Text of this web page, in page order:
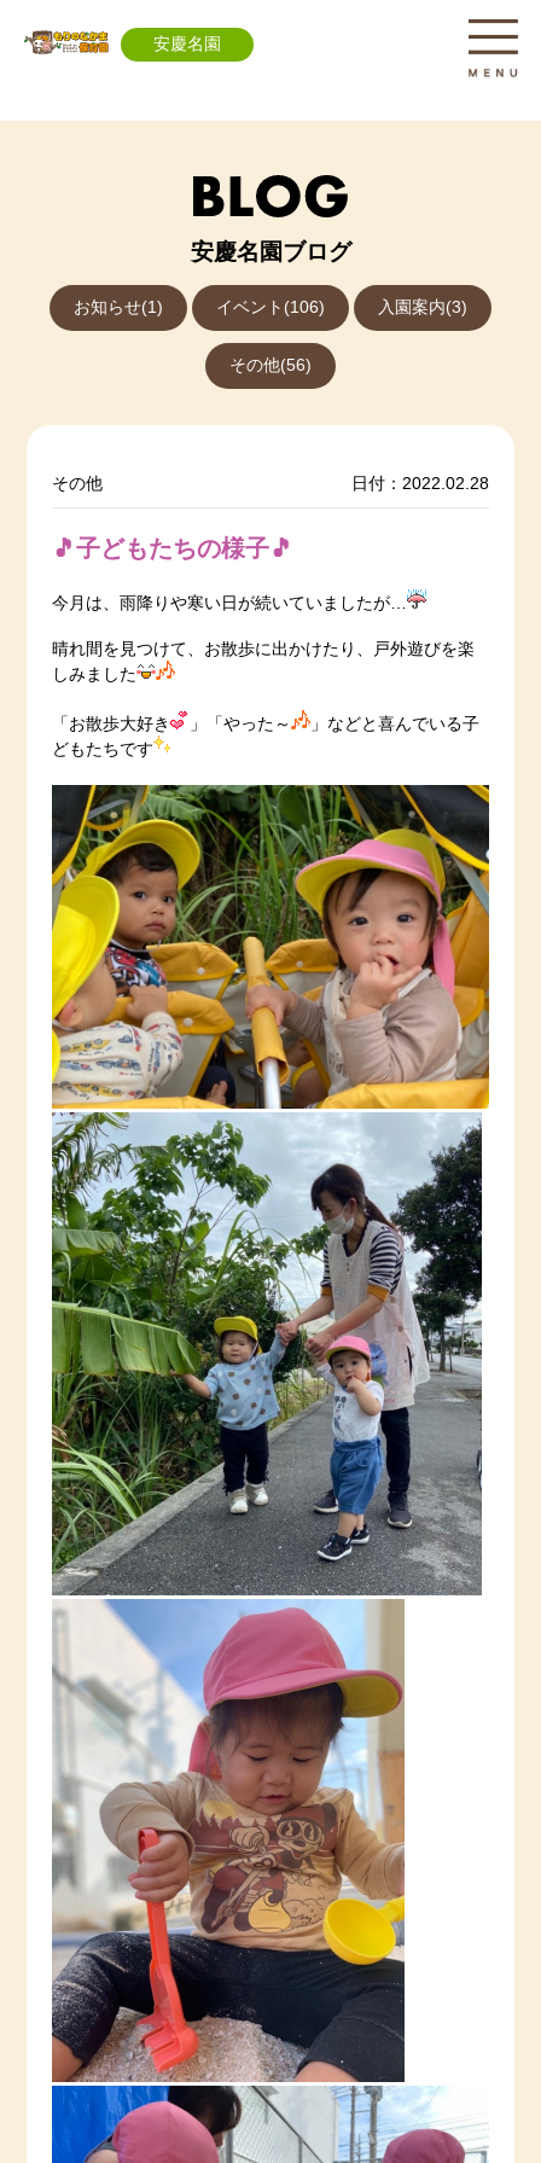
安慶名園
安慶名園ブログ
お知らせ(1) イベント(106) 入園案内(3)
その他(56)
その他 日付：2022.02.28
🎵子どもたちの様子🎵
今月は、雨降りや寒い日が続いていましたが…
晴れ間を見つけて、お散歩に出かけたり、戸外遊びを楽
しみました
「お散歩大好き 」「やった～
」などと喜んでいる子
どもたちです